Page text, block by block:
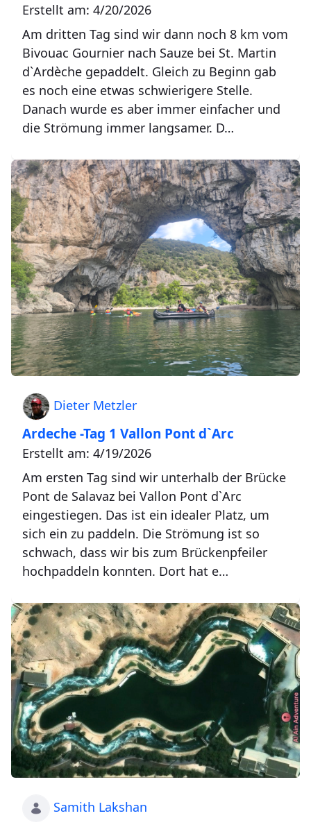
Erstellt am: 4/20/2026
Am dritten Tag sind wir dann noch 8 km vom
Bivouac Gournier nach Sauze bei St. Martin
d`Ardèche gepaddelt. Gleich zu Beginn gab
es noch eine etwas schwierigere Stelle.
Danach wurde es aber immer einfacher und
die Strömung immer langsamer. D…
Dieter Metzler
Ardeche -Tag 1 Vallon Pont d`Arc
Erstellt am: 4/19/2026
Am ersten Tag sind wir unterhalb der Brücke
Pont de Salavaz bei Vallon Pont d`Arc
eingestiegen. Das ist ein idealer Platz, um
sich ein zu paddeln. Die Strömung ist so
schwach, dass wir bis zum Brückenpfeiler
hochpaddeln konnten. Dort hat e…
Samith Lakshan